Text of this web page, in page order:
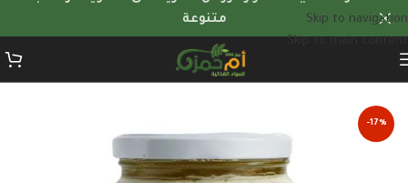
Skip to navigation
متنوعة
-17%